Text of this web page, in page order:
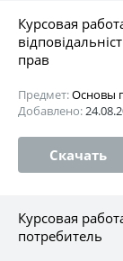
Курсовая
прав
Предмет:Основы
Добавлено:
Скачать
Курсовая
потребитель